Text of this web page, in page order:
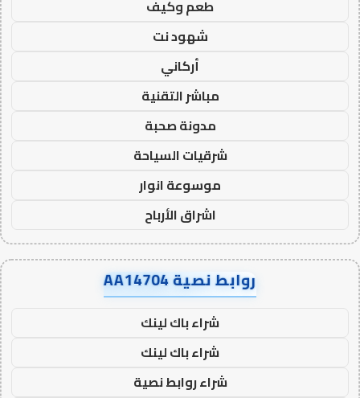
طعم وكيف
شهود نت
أركاني
مباشر التقنية
مدونة صحبة
شرقيات السياحة
موسوعة انوار
اشراق الأرباح
روابط نصية AA14704
شراء باك لينك
شراء باك لينك
شراء روابط نصية